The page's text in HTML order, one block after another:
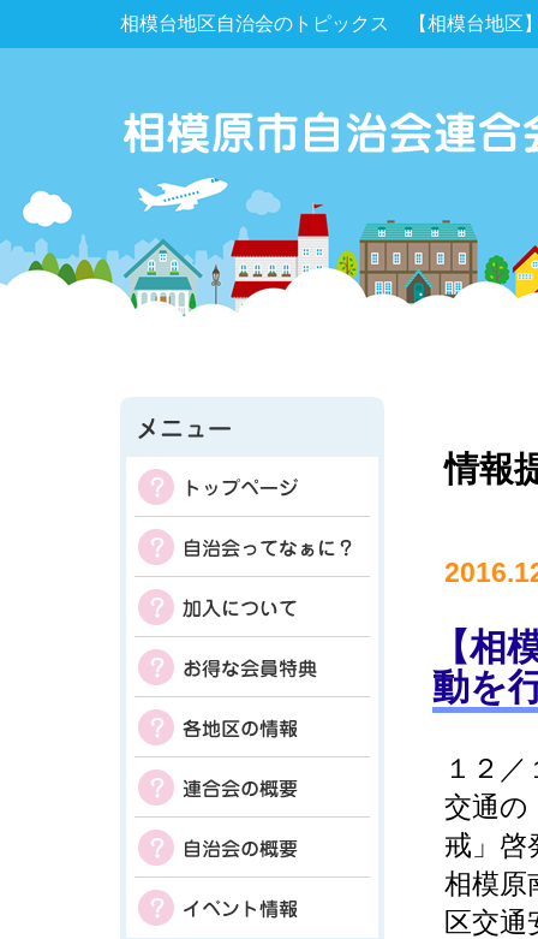
相模台地区自治会のトピックス 【相模台地区
情報
【相
動を
１２
交通の
戒」啓
相模原
区交通